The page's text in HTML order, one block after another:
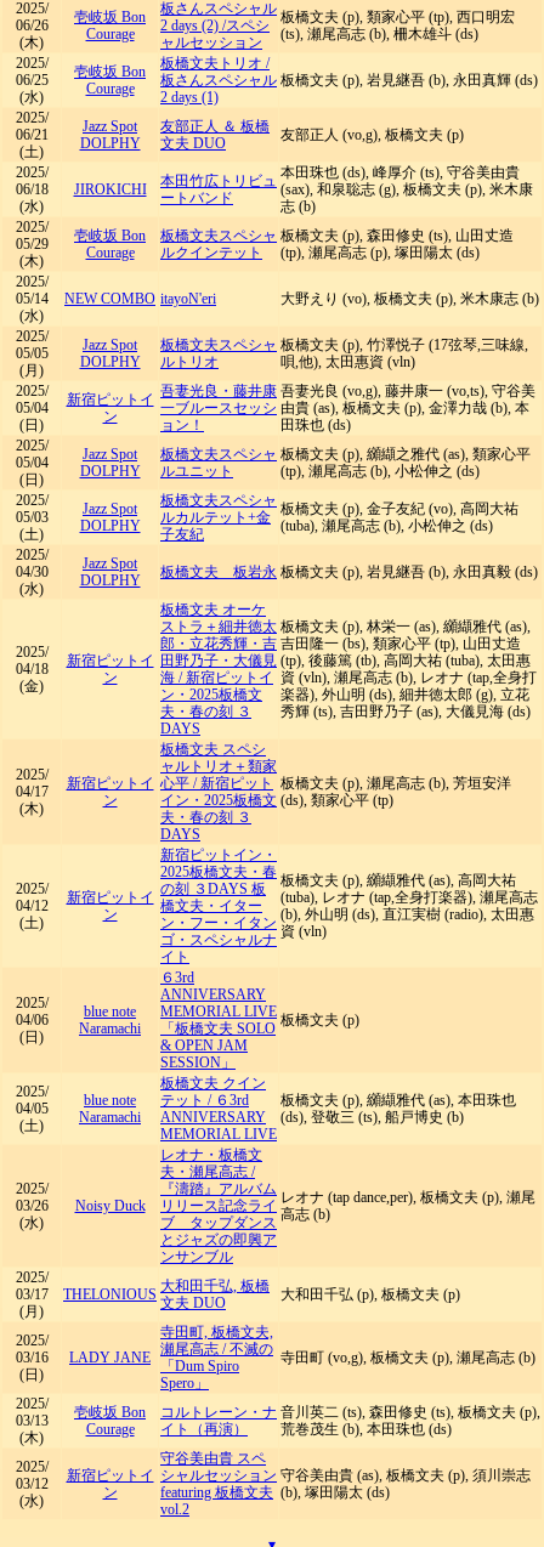
2025/
06/26
(木)
壱岐坂 Bon
Courage
板さんスペシャル
2 days (2) /スペシ
ャルセッション
板橋文夫 (p), 類家心平 (tp), 西口明宏
(ts), 瀬尾高志 (b), 柵木雄斗 (ds)
2025/
06/25
(水)
壱岐坂 Bon
Courage
板橋文夫トリオ /
板さんスペシャル
2 days (1)
板橋文夫 (p), 岩見継吾 (b), 永田真輝 (ds)
2025/
06/21
(土)
Jazz Spot
DOLPHY
友部正人 ＆ 板橋
文夫 DUO
友部正人 (vo,g), 板橋文夫 (p)
2025/
06/18
(水)
JIROKICHI
本田竹広トリビュ
ートバンド
本田珠也 (ds), 峰厚介 (ts), 守谷美由貴
(sax), 和泉聡志 (g), 板橋文夫 (p), 米木康
志 (b)
2025/
05/29
(木)
壱岐坂 Bon
Courage
板橋文夫スペシャ
ルクインテット
板橋文夫 (p), 森田修史 (ts), 山田丈造
(tp), 瀬尾高志 (p), 塚田陽太 (ds)
2025/
05/14
(水)
NEW COMBO itayoN'eri 大野えり (vo), 板橋文夫 (p), 米木康志 (b)
2025/
05/05
(月)
Jazz Spot
DOLPHY
板橋文夫スペシャ
ルトリオ
板橋文夫 (p), 竹澤悦子 (17弦琴,三味線,
唄,他), 太田惠資 (vln)
2025/
05/04
(日)
新宿ピットイ
ン
吾妻光良・藤井康
一ブルースセッシ
ョン！
吾妻光良 (vo,g), 藤井康一 (vo,ts), 守谷美
由貴 (as), 板橋文夫 (p), 金澤力哉 (b), 本
田珠也 (ds)
2025/
05/04
(日)
Jazz Spot
DOLPHY
板橋文夫スペシャ
ルユニット
板橋文夫 (p), 纐纈之雅代 (as), 類家心平
(tp), 瀬尾高志 (b), 小松伸之 (ds)
2025/
05/03
(土)
Jazz Spot
DOLPHY
板橋文夫スペシャ
ルカルテット+金
子友紀
板橋文夫 (p), 金子友紀 (vo), 高岡大祐
(tuba), 瀬尾高志 (b), 小松伸之 (ds)
2025/
04/30
(水)
Jazz Spot
DOLPHY
板橋文夫 板岩永 板橋文夫 (p), 岩見継吾 (b), 永田真毅 (ds)
2025/
04/18
(金)
新宿ピットイ
ン
板橋文夫 オーケ
ストラ＋細井徳太
郎・立花秀輝・吉
田野乃子・大儀見
海 /新宿ピットイ
ン・2025板橋文
夫・春の刻 ３
DAYS
板橋文夫 (p), 林栄一 (as), 纐纈雅代 (as),
吉田隆一 (bs), 類家心平 (tp), 山田丈造
(tp), 後藤篤 (tb), 高岡大祐 (tuba), 太田惠
資 (vln), 瀬尾高志 (b), レオナ (tap,全身打
楽器), 外山明 (ds), 細井徳太郎 (g), 立花
秀輝 (ts), 吉田野乃子 (as), 大儀見海 (ds)
2025/
04/17
(木)
新宿ピットイ
ン
板橋文夫 スペシ
ャルトリオ＋類家
心平 /新宿ピット
イン・2025板橋文
夫・春の刻 ３
DAYS
板橋文夫 (p), 瀬尾高志 (b), 芳垣安洋
(ds), 類家心平 (tp)
2025/
04/12
(土)
新宿ピットイ
ン
新宿ピットイン・
2025板橋文夫・春
の刻 ３DAYS 板
橋文夫・イター
ン・フー・イタン
ゴ・スペシャルナ
イト
板橋文夫 (p), 纐纈雅代 (as), 高岡大祐
(tuba), レオナ (tap,全身打楽器), 瀬尾高志
(b), 外山明 (ds), 直江実樹 (radio), 太田惠
資 (vln)
2025/
04/06
(日)
blue note
Naramachi
６3rd
ANNIVERSARY
MEMORIAL LIVE
「板橋文夫 SOLO
& OPEN JAM
SESSION」
板橋文夫 (p)
2025/
04/05
(土)
blue note
Naramachi
板橋文夫 クイン
テット / ６3rd
ANNIVERSARY
MEMORIAL LIVE
板橋文夫 (p), 纐纈雅代 (as), 本田珠也
(ds), 登敬三 (ts), 船戸博史 (b)
2025/
03/26
(水)
Noisy Duck
レオナ・板橋文
夫・瀬尾高志 /
『濤踏』アルバム
リリース記念ライ
ブ タップダンス
とジャズの即興ア
ンサンブル
レオナ (tap dance,per), 板橋文夫 (p), 瀬尾
高志 (b)
2025/
03/17
(月)
THELONIOUS 大和田千弘, 板橋
文夫 DUO
大和田千弘 (p), 板橋文夫 (p)
2025/
03/16
(日)
LADY JANE
寺田町, 板橋文夫,
瀬尾高志 /不滅の
「Dum Spiro
Spero」
寺田町 (vo,g), 板橋文夫 (p), 瀬尾高志 (b)
2025/
03/13
(木)
壱岐坂 Bon
Courage
コルトレーン・ナ
イト（再演）
音川英二 (ts), 森田修史 (ts), 板橋文夫 (p),
荒巻茂生 (b), 本田珠也 (ds)
2025/
03/12
(水)
新宿ピットイ
ン
守谷美由貴 スペ
シャルセッション
featuring 板橋文夫
vol.2
守谷美由貴 (as), 板橋文夫 (p), 須川崇志
(b), 塚田陽太 (ds)